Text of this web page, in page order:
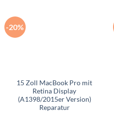
-20%
15 Zoll MacBook Pro mit
Retina Display
(A1398/2015er Version)
Reparatur